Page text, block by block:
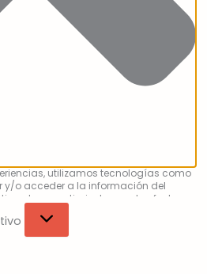
utilizamos tecnologías como
y/o acceder a la información del
el consentimiento, puede afectar